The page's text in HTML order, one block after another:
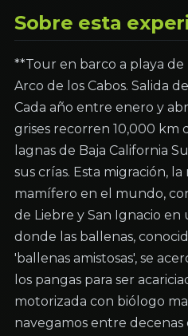
Sobre esta
**Tour en barco a playa de
Arco de los Cabos. Salida
Cada año entre enero y
grises recorren 10,000 km
lagnas de Baja California
sus crías. Esta migración,
mamífero en el mundo,
de Liebre y San Ignacio en
donde las ballenas,
'ballenas amistosas', se
los pangas para ser
motorizada con biólogo
navegamos entre